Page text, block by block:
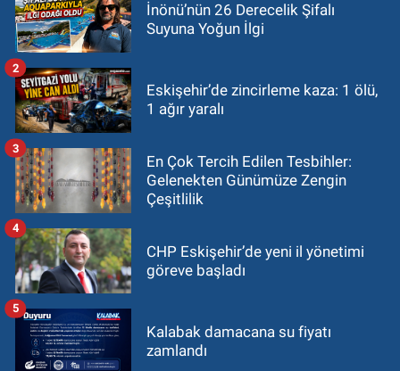
İnönü’nün 26 Derecelik Şifalı
Suyuna Yoğun İlgi
Eskişehir’de zincirleme kaza: 1 ölü,
1 ağır yaralı
2
En Çok Tercih Edilen Tesbihler:
Gelenekten Günümüze Zengin
Çeşitlilik
3
CHP Eskişehir’de yeni il yönetimi
göreve başladı
4
Kalabak damacana su fiyatı
zamlandı
5